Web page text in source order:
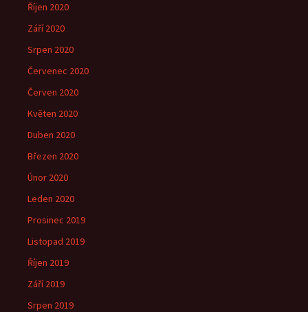
Říjen 2020
Září 2020
Srpen 2020
Červenec 2020
Červen 2020
Květen 2020
Duben 2020
Březen 2020
Únor 2020
Leden 2020
Prosinec 2019
Listopad 2019
Říjen 2019
Září 2019
Srpen 2019